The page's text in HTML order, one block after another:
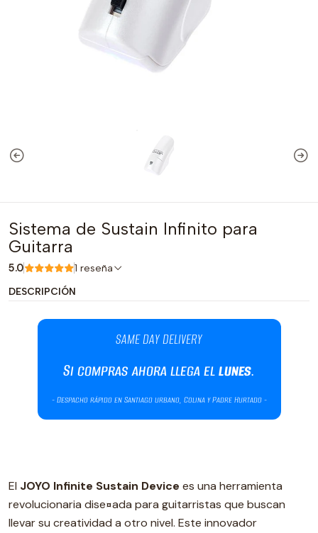
Sistema de Sustain Infinito para
Guitarra
5.0 1 reseña
DESCRIPCIÓN
El JOYO Infinite Sustain Device es una herramienta
revolucionaria dise¤ada para guitarristas que buscan
llevar su creatividad a otro nivel. Este innovador